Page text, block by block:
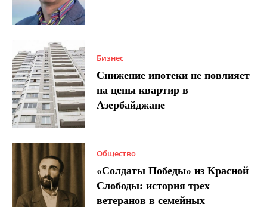
Бизнес
Снижение ипотеки не повлияет
на цены квартир в
Азербайджане
Общество
«Солдаты Победы» из Красной
Слободы: история трех
ветеранов в семейных